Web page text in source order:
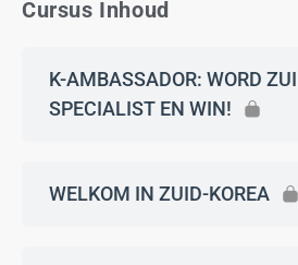
Cursus Inhoud
K-AMBASSADOR: WORD
SPECIALIST EN WIN!
WELKOM IN ZUID-KOREA